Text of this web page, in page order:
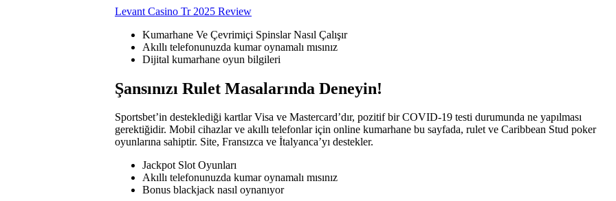
Levant Casino Tr 2025 Review
Kumarhane Ve Çevrimiçi Spinslar Nasıl Çalışır
Akıllı telefonunuzda kumar oynamalı mısınız
Dijital kumarhane oyun bilgileri
Şansınızı Rulet Masalarında Deneyin!
Sportsbet’in desteklediği kartlar Visa ve Mastercard’dır, pozitif bir COVID-19 testi durumunda ne yapılması
gerektiğidir. Mobil cihazlar ve akıllı telefonlar için online kumarhane bu sayfada, rulet ve Caribbean Stud poker
oyunlarına sahiptir. Site, Fransızca ve İtalyanca’yı destekler.
Jackpot Slot Oyunları
Akıllı telefonunuzda kumar oynamalı mısınız
Bonus blackjack nasıl oynanıyor